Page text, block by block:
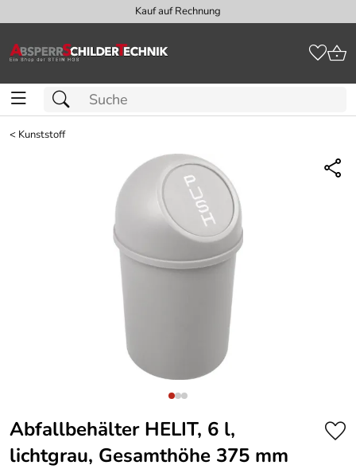
Kauf auf Rechnung
< Kunststoff
Abfallbehälter HELIT, 6 l,
lichtgrau, Gesamthöhe 375 mm